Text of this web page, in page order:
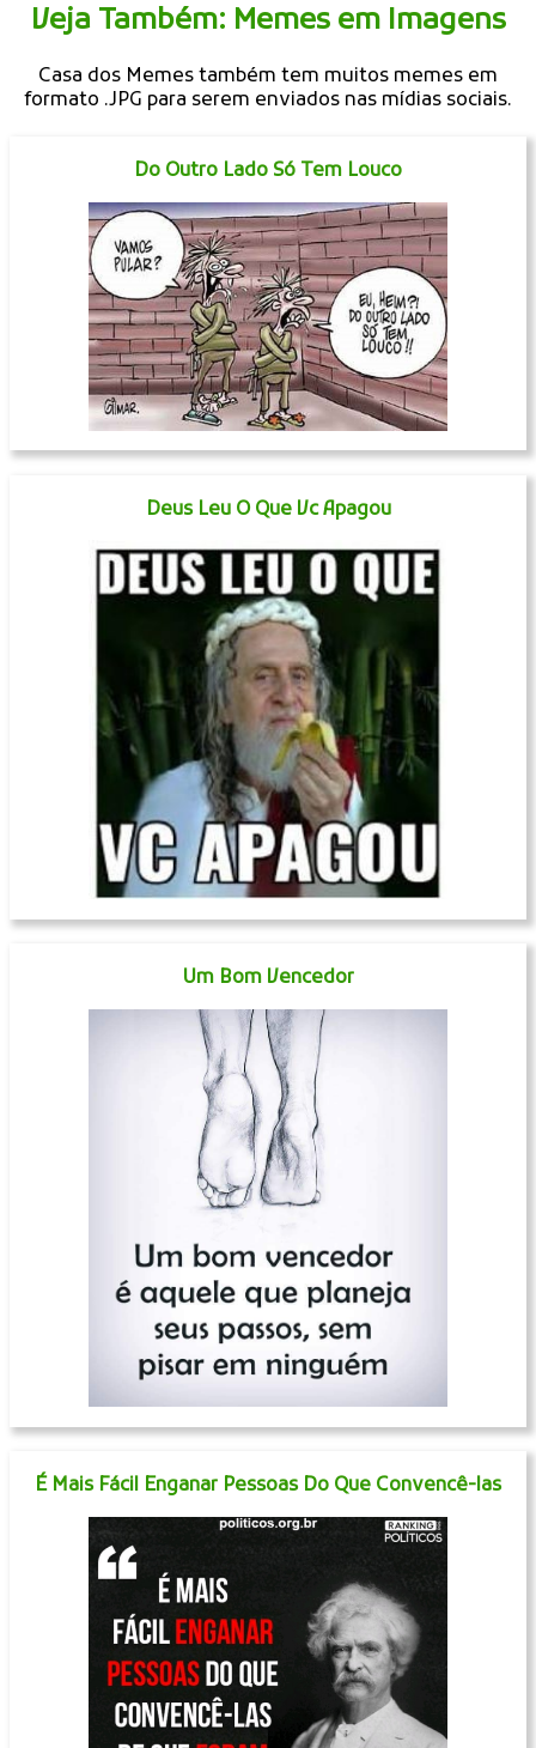
Veja Também: Memes em Imagens
Casa dos Memes também tem muitos memes em
formato .JPG para serem enviados nas mídias sociais.
Do Outro Lado Só Tem Louco
Deus Leu O Que Vc Apagou
Um Bom Vencedor
É Mais Fácil Enganar Pessoas Do Que Convencê-las